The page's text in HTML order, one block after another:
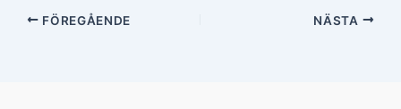
FÖREGÅENDE NÄSTA